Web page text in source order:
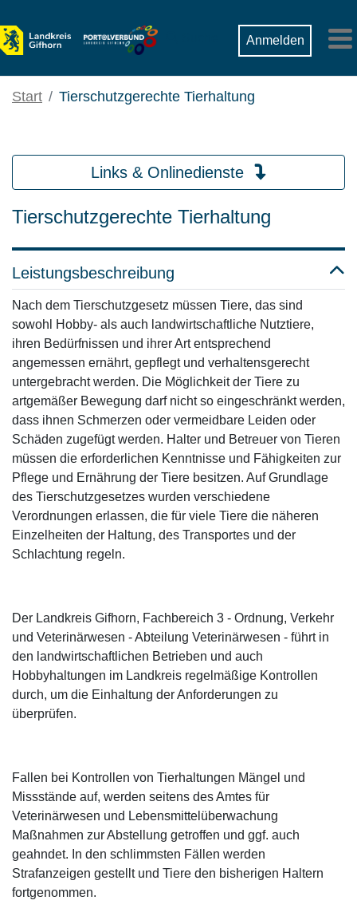
Anmelden
Start Tierschutzgerechte Tierhaltung
Links & Onlinedienste
Tierschutzgerechte Tierhaltung
Leistungsbeschreibung
Nach dem Tierschutzgesetz müssen Tiere, das sind
sowohl Hobby- als auch landwirtschaftliche Nutztiere,
ihren Bedürfnissen und ihrer Art entsprechend
angemessen ernährt, gepflegt und verhaltensgerecht
untergebracht werden. Die Möglichkeit der Tiere zu
artgemäßer Bewegung darf nicht so eingeschränkt werden,
dass ihnen Schmerzen oder vermeidbare Leiden oder
Schäden zugefügt werden. Halter und Betreuer von Tieren
müssen die erforderlichen Kenntnisse und Fähigkeiten zur
Pflege und Ernährung der Tiere besitzen. Auf Grundlage
des Tierschutzgesetzes wurden verschiedene
Verordnungen erlassen, die für viele Tiere die näheren
Einzelheiten der Haltung, des Transportes und der
Schlachtung regeln.
Der Landkreis Gifhorn, Fachbereich 3 - Ordnung, Verkehr
und Veterinärwesen - Abteilung Veterinärwesen - führt in
den landwirtschaftlichen Betrieben und auch
Hobbyhaltungen im Landkreis regelmäßige Kontrollen
durch, um die Einhaltung der Anforderungen zu
überprüfen.
Fallen bei Kontrollen von Tierhaltungen Mängel und
Missstände auf, werden seitens des Amtes für
Veterinärwesen und Lebensmittelüberwachung
Maßnahmen zur Abstellung getroffen und ggf. auch
geahndet. In den schlimmsten Fällen werden
Strafanzeigen gestellt und Tiere den bisherigen Haltern
fortgenommen.